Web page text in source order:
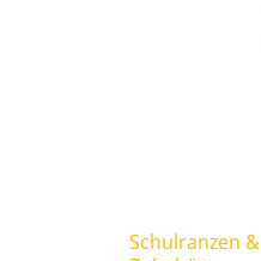
Schulranzen &